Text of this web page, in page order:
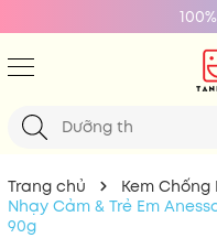
Trang chủ Kem Chống
Nhạy Cảm & Trẻ Em
90g